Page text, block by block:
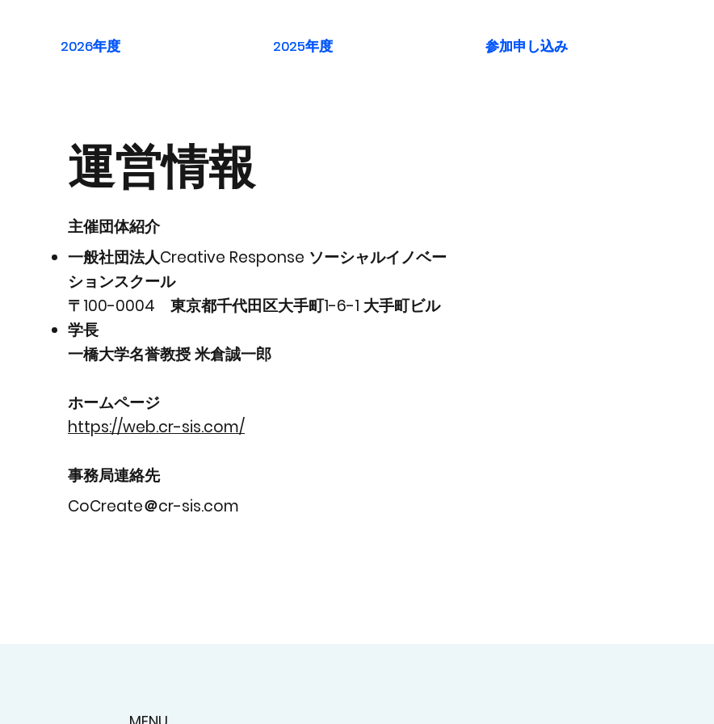
2026年度 2025年度 参加申し込み
2026年度 2025年度 参加申し込み
運営情報
主催団体紹介
一般社団法人Creative Response ソーシャルイノベー
ションスクール
〒100-0004 東京都千代田区大手町1-6-1 大手町ビル
学長
​一橋大学名誉教授 米倉誠一郎
​ホームページ
https://web.cr-sis.com/
事務局連絡先
CoCreate＠cr-sis.com